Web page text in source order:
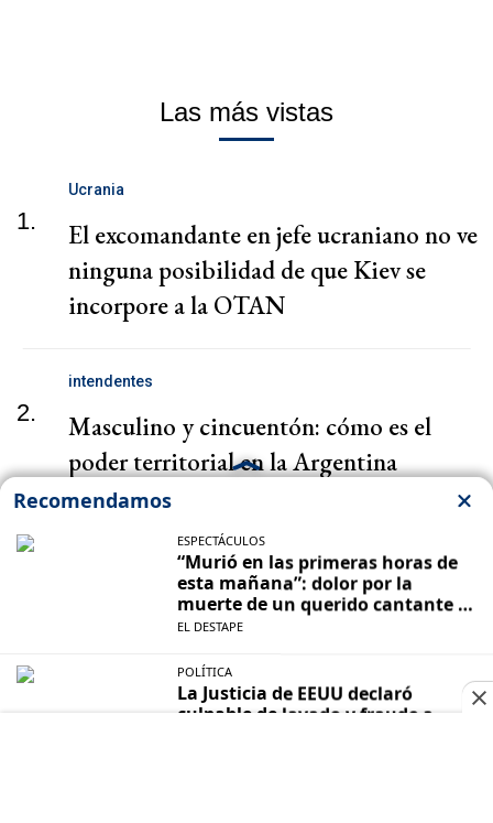
Las más vistas
1.
Ucrania
El excomandante en jefe ucraniano no ve
ninguna posibilidad de que Kiev se
incorpore a la OTAN
2.
intendentes
Masculino y cincuentón: cómo es el
poder territorial en la Argentina
Cuenta DNI en agosto: uno por uno,
todos los descuentos